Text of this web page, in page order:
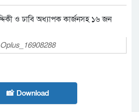
Oplus_16908288
📸 Download